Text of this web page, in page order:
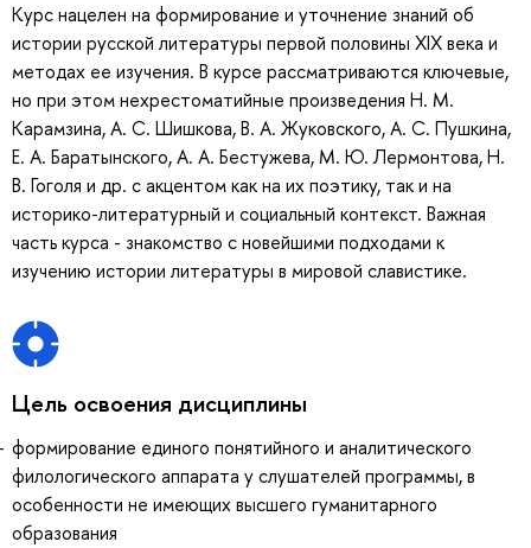
Курс нацелен на формирование и уточнение знаний об
истории русской литературы первой половины XIX века и
методах ее изучения. В курсе рассматриваются ключевые,
но при этом нехрестоматийные произведения Н. М.
Карамзина, А. С. Шишкова, В. А. Жуковского, А. С. Пушкина,
Е. А. Баратынского, А. А. Бестужева, М. Ю. Лермонтова, Н.
В. Гоголя и др. с акцентом как на их поэтику, так и на
историко-литературный и социальный контекст. Важная
часть курса - знакомство с новейшими подходами к
изучению истории литературы в мировой славистике.
Цель освоения дисциплины
формирование единого понятийного и аналитического
филологического аппарата у слушателей программы, в
особенности не имеющих высшего гуманитарного
образования